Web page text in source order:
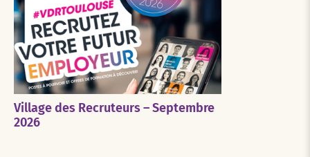
Village des Recruteurs – Septembre
2026